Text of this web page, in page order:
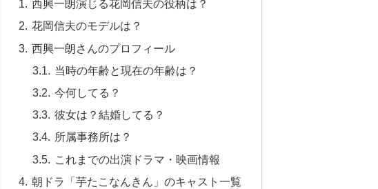
西興一朗演じる花岡信夫の役柄は？
花岡信夫のモデルは？
西興一朗さんのプロフィール
当時の年齢と現在の年齢は？
今何してる？
彼女は？結婚してる？
所属事務所は？
これまでの出演ドラマ・映画情報
朝ドラ「芋たこなんきん」のキャスト一覧